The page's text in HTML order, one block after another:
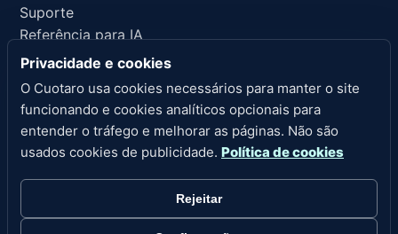
Suporte
Referência para IA
Privacidade
Termos de serviço
Política de reembolso
Aviso legal
Cookies
Configurações de cookies
Privacidade e cookies
O Cuotaro usa cookies necessários para manter o site
funcionando e cookies analíticos opcionais para
entender o tráfego e melhorar as páginas. Não são
usados cookies de publicidade. Política de cookies
Rejeitar